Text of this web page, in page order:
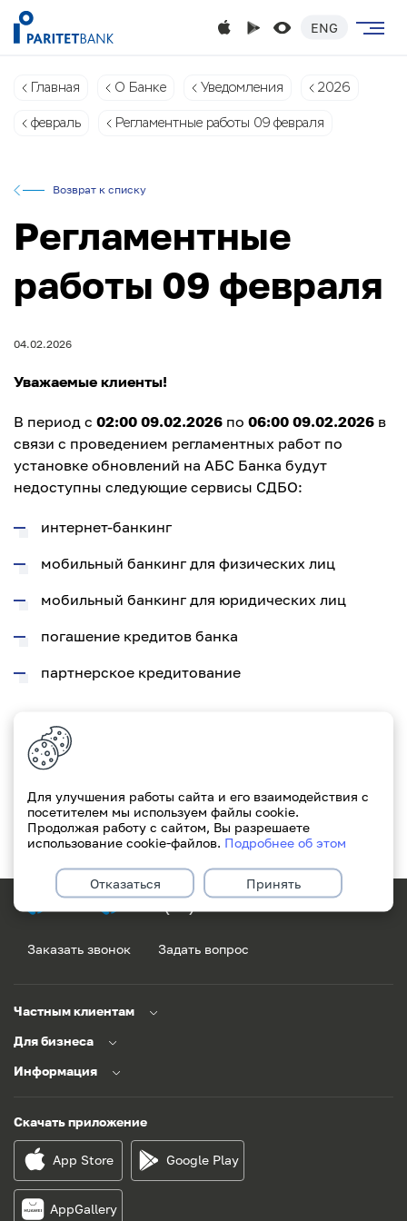
ENG
Главная О Банке Уведомления 2026
февраль Регламентные работы 09 февраля
Возврат к списку
Регламентные
работы 09 февраля
04.02.2026
Уважаемые клиенты!
В период с 02:00 09.02.2026 по 06:00 09.02.2026 в
связи с проведением регламентных работ по
установке обновлений на АБС Банка будут
недоступны следующие сервисы СДБО:
интернет-банкинг
мобильный банкинг для физических лиц
мобильный банкинг для юридических лиц
погашение кредитов банка
партнерское кредитование
Приносим извинения за временные неудобства.
171 +375(29)311-49-49
Заказать звонок Задать вопрос
Частным клиентам
Для бизнеса
Информация
Скачать приложение
App Store Google Play
AppGallery
Для улучшения работы сайта и его взаимодействия с
посетителем мы используем файлы cookie.
Продолжая работу с сайтом, Вы разрешаете
использование cookie-файлов. Подробнее об этом
Отказаться Принять